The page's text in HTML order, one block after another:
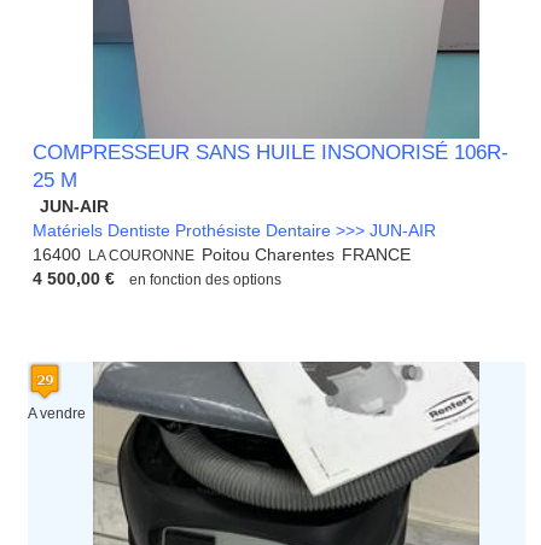
COMPRESSEUR SANS HUILE INSONORISÉ 106R-
25 M
JUN-AIR
Matériels Dentiste Prothésiste Dentaire >>> JUN-AIR
16400
LA COURONNE Poitou Charentes FRANCE
4 500,00 €
en fonction des options
A vendre